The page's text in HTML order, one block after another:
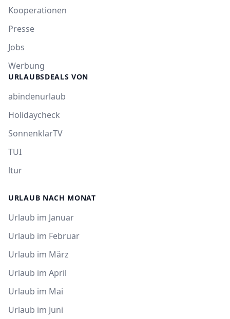
Kooperationen
Presse
Jobs
Werbung
URLAUBSDEALS VON
abindenurlaub
Holidaycheck
SonnenklarTV
TUI
ltur
URLAUB NACH MONAT
Urlaub im Januar
Urlaub im Februar
Urlaub im März
Urlaub im April
Urlaub im Mai
Urlaub im Juni